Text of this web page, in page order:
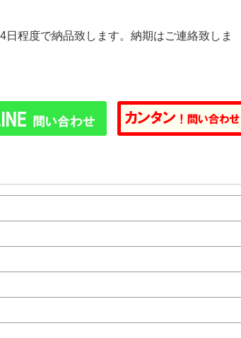
程度で納品致します。納期はご連絡致しま